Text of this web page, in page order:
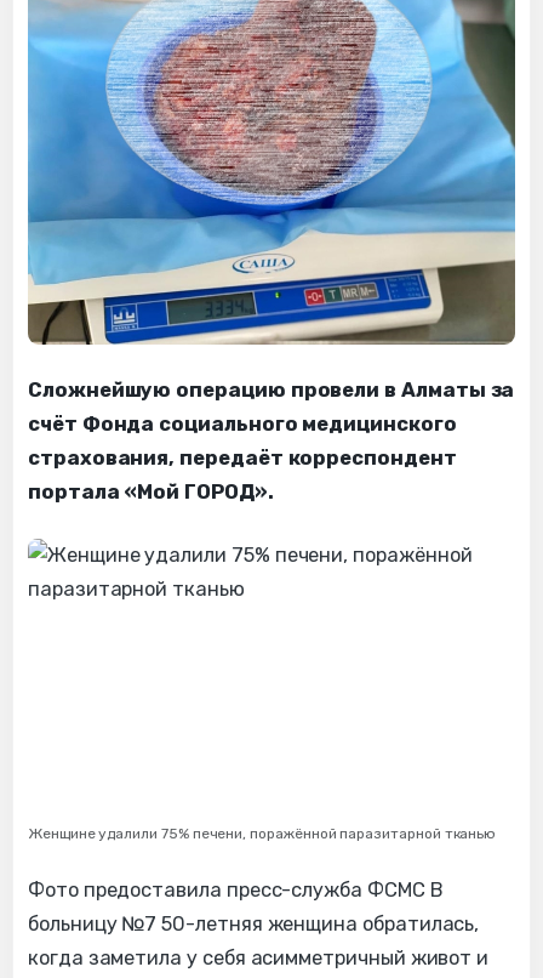
Сложнейшую операцию провели в Алматы за
счёт Фонда социального медицинского
страхования, передаёт корреспондент
портала «Мой ГОРОД».
Женщине удалили 75% печени, поражённой паразитарной тканью
Фото предоставила пресс-служба ФСМС В
больницу №7 50-летняя женщина обратилась,
когда заметила у себя асимметричный живот и